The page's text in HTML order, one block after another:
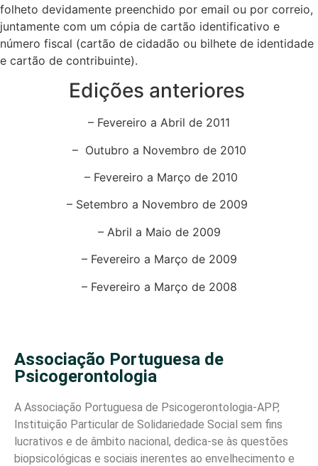
folheto devidamente preenchido por email ou por correio,
juntamente com um cópia de cartão identificativo e
número fiscal (cartão de cidadão ou bilhete de identidade
e cartão de contribuinte).
Edições anteriores
– Fevereiro a Abril de 2011
– Outubro a Novembro de 2010
– Fevereiro a Março de 2010
– Setembro a Novembro de 2009
– Abril a Maio de 2009
– Fevereiro a Março de 2009
– Fevereiro a Março de 2008
Associação Portuguesa de
Psicogerontologia
A Associação Portuguesa de Psicogerontologia-APP,
Instituição Particular de Solidariedade Social sem fins
lucrativos e de âmbito nacional, dedica-se às questões
biopsicológicas e sociais inerentes ao envelhecimento e